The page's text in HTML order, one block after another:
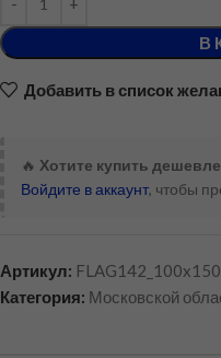
В
Добавить в список
🔥 Хотите купить
Войдите в аккаунт, чтобы
Артикул:
Категория: Московской